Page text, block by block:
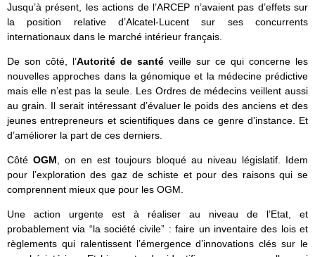
Jusqu’à présent, les actions de l’ARCEP n’avaient pas d’effets sur
la position relative d’Alcatel-Lucent sur ses concurrents
internationaux dans le marché intérieur français.
De son côté, l’Autorité de santé veille sur ce qui concerne les
nouvelles approches dans la génomique et la médecine prédictive
mais elle n’est pas la seule. Les Ordres de médecins veillent aussi
au grain. Il serait intéressant d’évaluer le poids des anciens et des
jeunes entrepreneurs et scientifiques dans ce genre d’instance. Et
d’améliorer la part de ces derniers.
Côté OGM , on en est toujours bloqué au niveau législatif. Idem
pour l’exploration des gaz de schiste et pour des raisons qui se
comprennent mieux que pour les OGM.
Une action urgente est à réaliser au niveau de l’Etat, et
probablement via “la société civile” : faire un inventaire des lois et
règlements qui ralentissent l’émergence d’innovations clés sur le